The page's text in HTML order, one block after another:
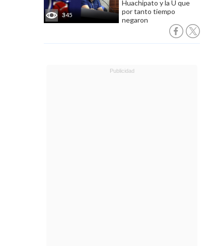
345
Huachipato y la U que
por tanto tiempo
negaron